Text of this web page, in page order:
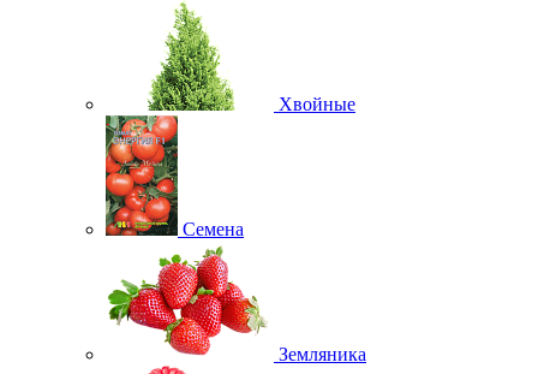
Хвойные
Семена
Земляника